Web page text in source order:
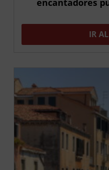
encantadores
IR